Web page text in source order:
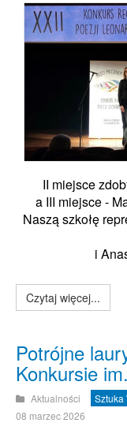
II miejsce
a III miejsce -
Naszą szkołę
i
Czytaj więcej...
Potrójne
Konkursie
Aktualności
Sztuka
08 marzec 2026